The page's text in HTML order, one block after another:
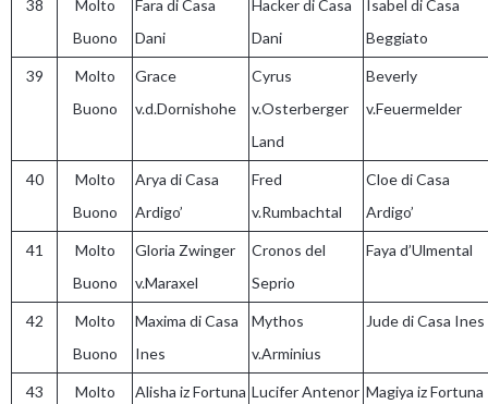
38
Molto
Buono
Fara di Casa
Dani
Hacker di Casa
Dani
Isabel di Casa
Beggiato
39
Molto
Buono
Grace
v.d.Dornishohe
Cyrus
v.Osterberger
Land
Beverly
v.Feuermelder
40
Molto
Buono
Arya di Casa
Ardigo’
Fred
v.Rumbachtal
Cloe di Casa
Ardigo’
41
Molto
Buono
Gloria Zwinger
v.Maraxel
Cronos del
Seprio
Faya d’Ulmental
42
Molto
Buono
Maxima di Casa
Ines
Mythos
v.Arminius
Jude di Casa Ines
43
Molto
Alisha iz Fortuna Lucifer Antenor Magiya iz Fortuna